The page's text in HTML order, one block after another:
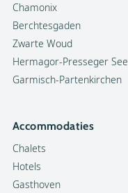
Chamonix
Berchtesgaden
Zwarte Woud
Hermagor-Presseger See
Garmisch-Partenkirchen
Accommodaties
Chalets
Hotels
Gasthoven